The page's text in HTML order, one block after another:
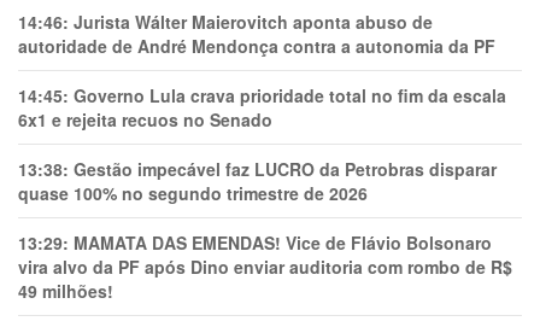
14:46: Jurista Wálter Maierovitch aponta abuso de
autoridade de André Mendonça contra a autonomia da PF
14:45: Governo Lula crava prioridade total no fim da escala
6x1 e rejeita recuos no Senado
13:38: Gestão impecável faz LUCRO da Petrobras disparar
quase 100% no segundo trimestre de 2026
13:29: MAMATA DAS EMENDAS! Vice de Flávio Bolsonaro
vira alvo da PF após Dino enviar auditoria com rombo de R$
49 milhões!